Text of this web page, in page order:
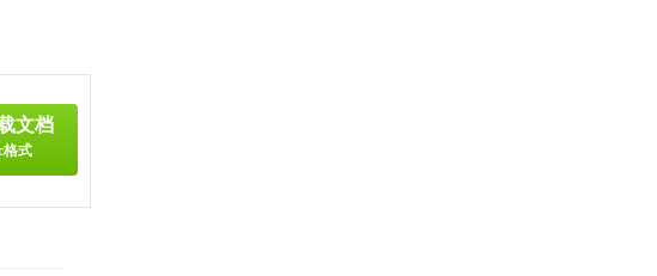
文档
格式